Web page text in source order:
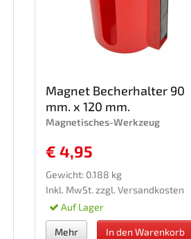
Magnet Becherhalter 90
mm. x 120 mm.
Magnetisches-Werkzeug
€ 4,95
Gewicht: 0.188 kg
Inkl. MwSt. zzgl. Versandkosten
Auf Lager
Mehr In den Warenkorb